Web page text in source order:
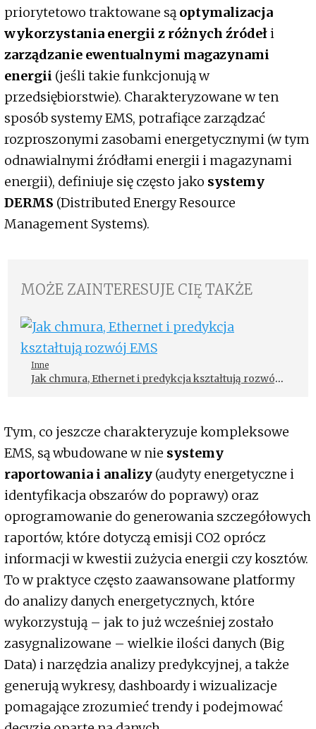
priorytetowo traktowane są optymalizacja
wykorzystania energii z różnych źródełi
zarządzanie ewentualnymi magazynami
energii (jeśli takie funkcjonują w
przedsiębiorstwie). Charakteryzowane w ten
sposób systemy EMS, potrafiące zarządzać
rozproszonymi zasobami energetycznymi (w tym
odnawialnymi źródłami energii i magazynami
energii), definiuje się często jako systemy
DERMS (Distributed Energy Resource
Management Systems).
MOŻE ZAINTERESUJE CIĘ TAKŻE
Inne
Jak chmura, Ethernet i predykcja kształtują rozwój
Tym, co jeszcze charakteryzuje kompleksowe
EMS, są wbudowane w nie systemy
raportowania i analizy (audyty energetyczne i
identyfikacja obszarów do poprawy) oraz
oprogramowanie do generowania szczegółowych
raportów, które dotyczą emisji CO2 oprócz
informacji w kwestii zużycia energii czy kosztów.
To w praktyce często zaawansowane platformy
do analizy danych energetycznych, które
wykorzystują – jak to już wcześniej zostało
zasygnalizowane – wielkie ilości danych (Big
Data) i narzędzia analizy predykcyjnej, a także
generują wykresy, dashboardy i wizualizacje
pomagające zrozumieć trendy i podejmować